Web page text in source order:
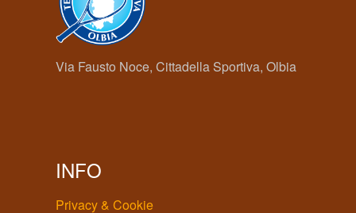
Via Fausto Noce, Cittadella Sportiva, Olbia
INFO
Privacy & Cookie